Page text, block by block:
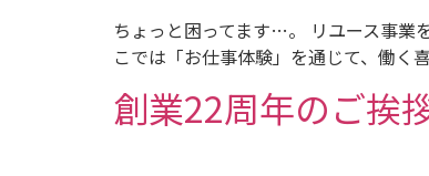
ちょっと困ってます…。 リユース事業
こでは「お仕事体験」を通じて、働く
創業22周年のご挨